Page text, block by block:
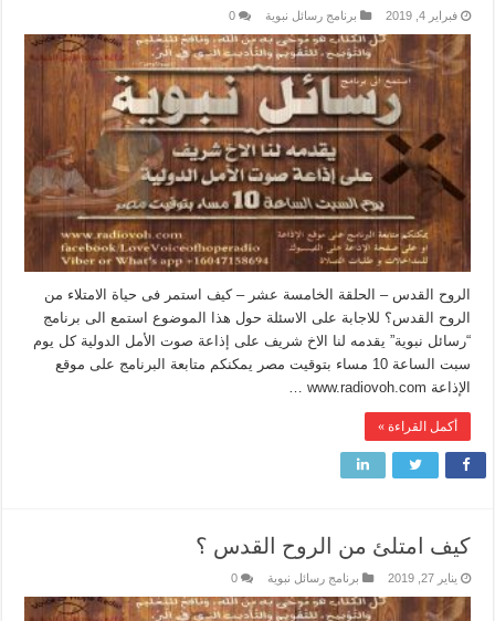
فبراير 4, 2019 برنامج رسائل نبوية 0
الروح القدس – الحلقة الخامسة عشر – كيف استمر فى حياة الامتلاء من
الروح القدس؟ للاجابة على الاسئلة حول هذا الموضوع استمع الى برنامج
“رسائل نبوية” يقدمه لنا الاخ شريف على إذاعة صوت الأمل الدولية كل يوم
سبت الساعة 10 مساء بتوقيت مصر يمكنكم متابعة البرنامج على موقع
الإذاعة www.radiovoh.com …
أكمل القراءة »
كيف امتلئ من الروح القدس ؟
يناير 27, 2019 برنامج رسائل نبوية 0